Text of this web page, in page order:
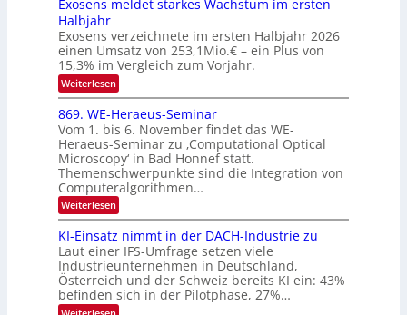
k
S
O
N
2
0
2
6
n
d
i
e
K
I
m
i
t
d
e
n
k
t
Exosens meldet starkes Wachstum im ersten
Halbjahr
Exosens verzeichnete im ersten Halbjahr 2026
einen Umsatz von 253,1Mio.€ – ein Plus von
15,3% im Vergleich zum Vorjahr.
Weiterlesen:
E
x
o
s
e
n
s
m
e
l
d
e
t
s
t
a
r
k
869. WE-Heraeus-Seminar
Vom 1. bis 6. November findet das WE-
Heraeus-Seminar zu ‚Computational Optical
Microscopy‘ in Bad Honnef statt.
Themenschwerpunkte sind die Integration von
Computeralgorithmen…
Weiterlesen:
8
9
.
W
E
-
H
KI-Einsatz nimmt in der DACH-Industrie zu
Laut einer IFS-Umfrage setzen viele
Industrieunternehmen in Deutschland,
Österreich und der Schweiz bereits KI ein: 43%
befinden sich in der Pilotphase, 27%…
: